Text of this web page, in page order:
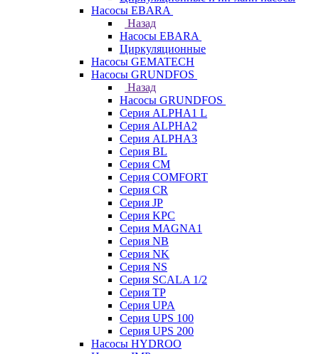
Насосы EBARA
Назад
Насосы EBARA
Циркуляционные
Насосы GEMATECH
Насосы GRUNDFOS
Назад
Насосы GRUNDFOS
Серия ALPHA1 L
Серия ALPHA2
Серия ALPHA3
Серия BL
Серия CM
Серия COMFORT
Серия CR
Серия JP
Серия KPC
Серия MAGNA1
Серия NB
Серия NK
Серия NS
Серия SCALA 1/2
Серия TP
Серия UPA
Серия UPS 100
Серия UPS 200
Насосы HYDROO